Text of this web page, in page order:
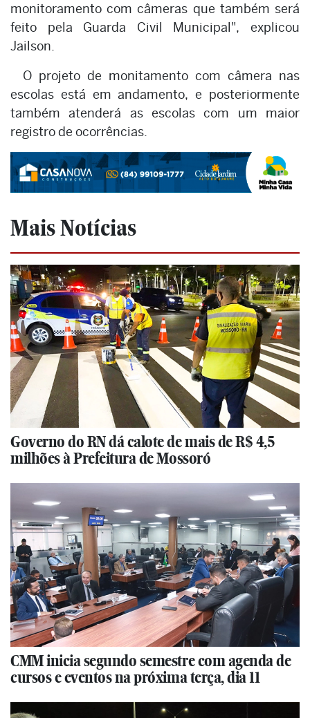
monitoramento com câmeras que também será
feito pela Guarda Civil Municipal", explicou
Jailson.
O projeto de monitamento com câmera nas
escolas está em andamento, e posteriormente
também atenderá as escolas com um maior
registro de ocorrências.
Mais Notícias
Governo do RN dá calote de mais de R$ 4,5
milhões à Prefeitura de Mossoró
CMM inicia segundo semestre com agenda de
cursos e eventos na próxima terça, dia 11